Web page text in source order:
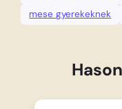
mese gyerekeknek